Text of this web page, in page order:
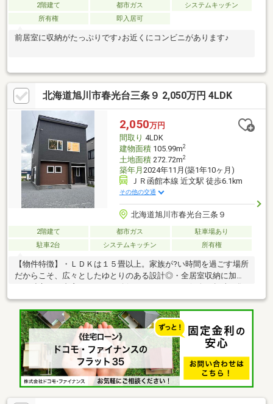
2階建て 都市ガス
システムキッチン
所有権
即入居可
前居室に収納がたっぷりです♪お近くにコンビニがあります♪
北海道旭川市春光台三条９ 2,050万円 4LDK
2,050万円
間取り 4LDK
建物面積105.99m2
土地面積272.72m2
築年月 2024年11月(築1年10ヶ月)
ＪＲ函館本線 近文駅 徒歩6.1km
その他の交通
北海道旭川市春光台三条９
2階建て 都市ガス
駐車場あり
駐車2台
システムキッチン 所有権
【物件特徴】・ＬＤＫは１５畳以上。家族が?い時間を過ごす場所
だからこそ、広々としたゆとりのある設計◎・全居室収納に加
中できる空間を確保。・浴室はゆったりサイズの１坪以上。一日
の疲れを癒すくつろぎのバスタイムを♪・光熱費を抑えられる都市
ガスを採用。経済的で快適な生活をサポート。・駐車２台可能
で、来客時やセカンドカーにも対応！ 春光台エリアの閑静な住
宅地。穏やかな住環境です！【周辺環境】・鷹の巣公園：徒歩７
分・高台小学校：徒歩２１分・セブン－イレブン旭川春光台２条
店：徒歩９分・ホクレンショップ春光台店：車３分